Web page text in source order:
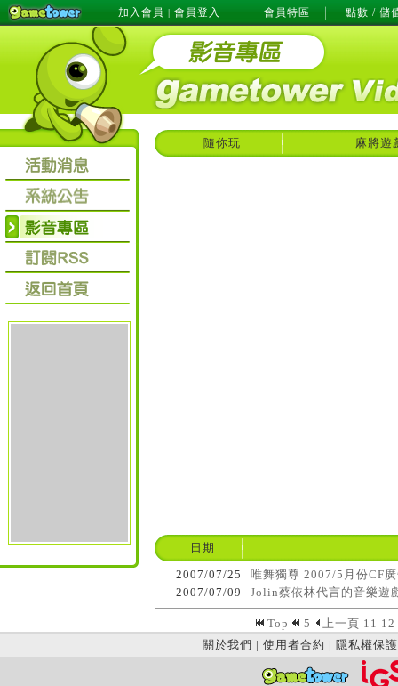
加入會員 | 會員登入 會員特區 點數 / 儲
隨你玩 麻將遊
日期
2007/07/25
唯舞獨尊 2007/5月份CF
2007/07/09
Jolin蔡依林代言的音樂遊
Top 5 上一頁 11 12
關於我們 | 使用者合約 | 隱私權保護